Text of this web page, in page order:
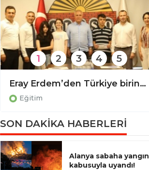
Eray Erdem’den Türkiye birincilerine anlamlı destek!
1 2 3 4 5
SON DAKİKA HABERLERİ
Alanya sabaha yangın
kabusuyla uyandı!